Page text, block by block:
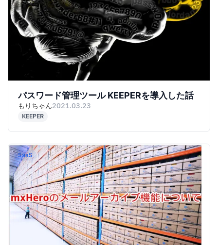
パスワード管理ツール KEEPERを導入した話
もりちゃん2021.03.23
KEEPER
SaaS